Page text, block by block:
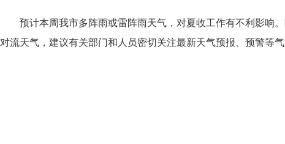
预计本周我市多阵雨或雷阵雨天气，对夏收工作有不利影响。
对流天气，建议有关部门和人员密切关注最新天气预报、预警等